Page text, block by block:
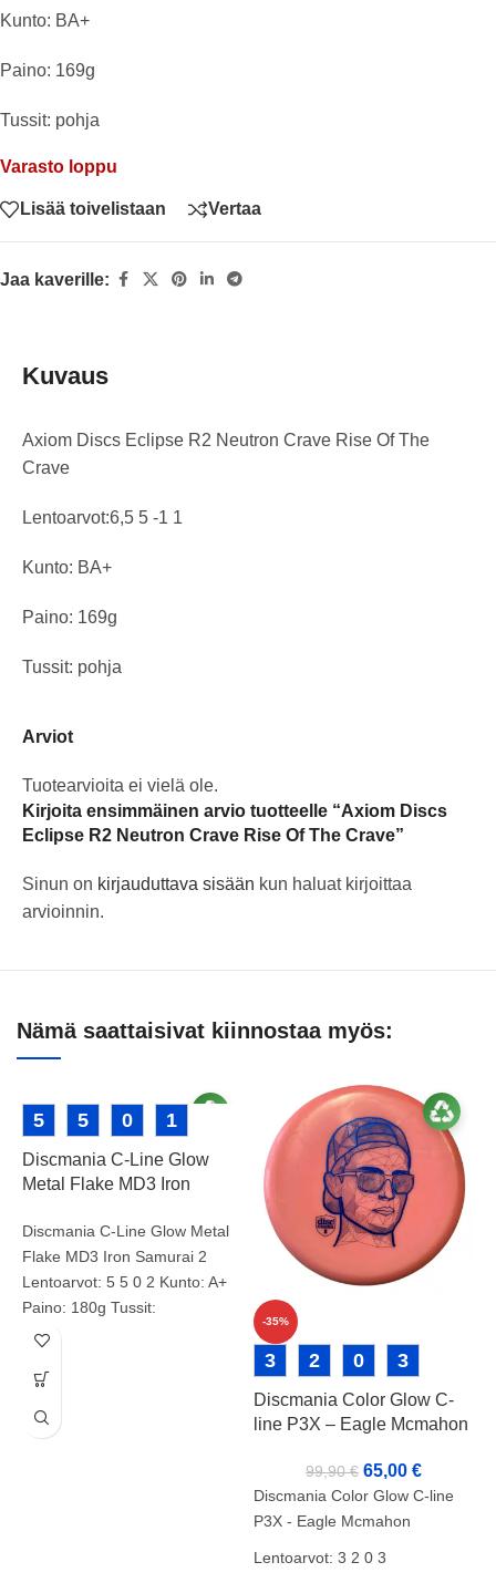
Kunto: BA+
Paino: 169g
Tussit: pohja
Varasto loppu
Lisää toivelistaan Vertaa
Jaa kaverille:
Kuvaus
Axiom Discs Eclipse R2 Neutron Crave Rise Of The
Crave
Lentoarvot:6,5 5 -1 1
Kunto: BA+
Paino: 169g
Tussit: pohja
Arviot
Tuotearvioita ei vielä ole.
Kirjoita ensimmäinen arvio tuotteelle “Axiom Discs
Eclipse R2 Neutron Crave Rise Of The Crave”
Sinun on kirjauduttava sisään kun haluat kirjoittaa
arvioinnin.
Nämä saattaisivat kiinnostaa myös:
5 5 0 1
Discmania C-Line Glow
Metal Flake MD3 Iron
Discmania C-Line Glow Metal
Flake MD3 Iron Samurai 2
Lentoarvot: 5 5 0 2 Kunto: A+
Paino: 180g Tussit:
Tuotenumero: 2066
-35%
3 2 0 3
Discmania Color Glow C-
line P3X – Eagle Mcmahon
99,90€ 65,00 €
Discmania Color Glow C-line
P3X - Eagle Mcmahon
Lentoarvot: 3 2 0 3